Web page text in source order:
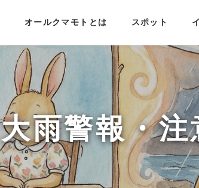
オールクマモトとは スポット
大雨警報・注